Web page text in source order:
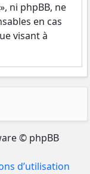
ni phpBB, ne
en cas
visant à
© phpBB
d’utilisation